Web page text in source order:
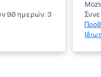
90 ημερών: 3